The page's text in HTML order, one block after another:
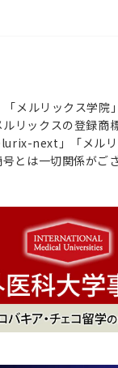
メルリックス学
リックスの登録商標
next」「メル
とは一切関係がご